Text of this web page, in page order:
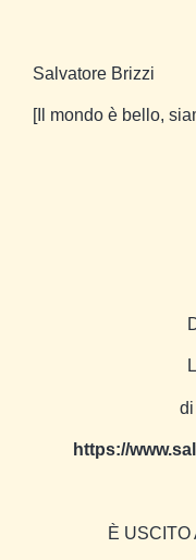
Salvatore Brizzi
[Il mondo è bello,
https://
È USCITO